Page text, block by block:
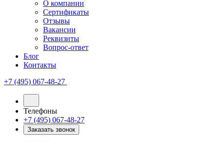
О компании
Сертификаты
Отзывы
Вакансии
Реквизиты
Вопрос-ответ
Блог
Контакты
+7 (495) 067-48-27
Телефоны
+7 (495) 067-48-27
Заказать звонок